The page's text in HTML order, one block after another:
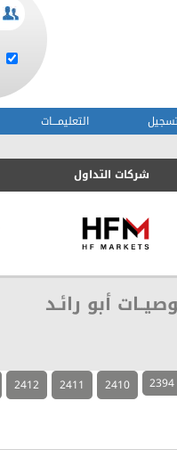
التعليمـــات
شركات التداول
أبو رائـد
2394
2410
2411
2412